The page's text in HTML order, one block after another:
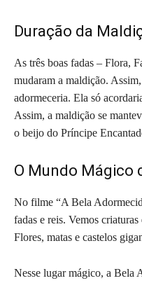
Duração da
As três boas fadas – Flora,
mudaram a maldição.
adormeceria. Ela só
Assim, a maldição se
o beijo do Príncipe
O Mundo Mágico
No filme “A Bela
fadas e reis. Vemos criaturas
Flores, matas e castelos
Nesse lugar mágico, a Bela